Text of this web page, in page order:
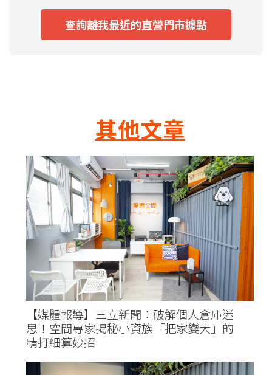
查詢離我最近的直營門市據點
其他文章
【媒體報導】三立新聞：破解個人倉庫迷
思！空間專家揭秘小資族「把家變大」的
精打細算妙招